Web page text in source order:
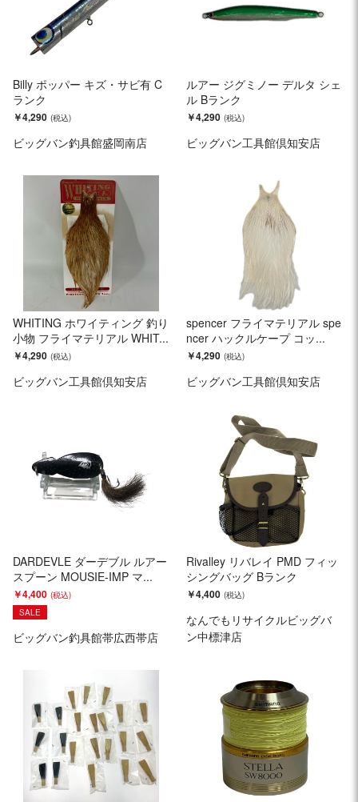
Billy ポッパー キズ・サビ有 C
ランク
￥4,290
ビッグバン釣具館盛岡南店
ルアー ジグミノー デルタ シェ
ル Bランク
￥4,290
ビッグバン工具館倶知安店
WHITING ホワイティング 釣り
小物 フライマテリアル WHIT...
￥4,290
ビッグバン工具館倶知安店
spencer フライマテリアル spe
ncer ハックルケープ コッ...
￥4,290
ビッグバン工具館倶知安店
DARDEVLE ダーデブル ルアー
スプーン MOUSIE-IMP マ...
￥4,400
SALE
ビッグバン釣具館帯広西帯店
Rivalley リバレイ PMD フィッ
シングバッグ Bランク
￥4,400
なんでもリサイクルビッグバ
ン中標津店